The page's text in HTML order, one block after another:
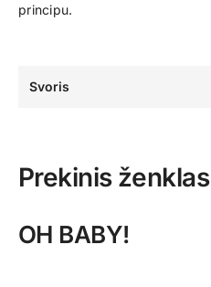
principu.
Svoris
Prekinis ženklas
OH BABY!